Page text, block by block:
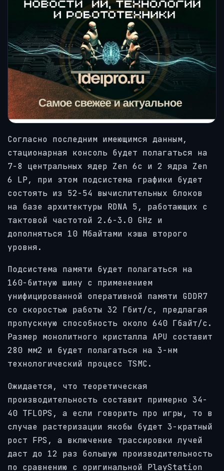
Согласно последним имеющимся данным,
стационарная консоль будет полагаться на
7-8 центральных ядер Zen 6c и 2 ядра Zen
6 LP, при этом подсистема графики будет
состоять из 52-54 вычислительных блоков
на базе архитектуры RDNA 5, работающих с
тактовой частотой 2.6-3.0 GHz и
дополняться 10 Мбайтами кэша второго
уровня.
Подсистема памяти будет полагаться на
160-битную шину с применением
унифицированной оперативной памяти GDDR7
со скоростью работы 32 Гбит/с, предлагая
пропускную способность около 640 Гбайт/с.
Размер монолитного кристалла APU составит
280 мм2 и будет полагаться на 3-нм
технологический процесс TSMC.
Ожидается, что теоретическая
производительность составит примерно 34-
40 TFLOPS, а если говорить про игры, то в
случае растеризации якобы будет 3-кратный
рост FPS, а включение трассировки лучей
даст до 12 раз большую производительность
по сравнению с оригинальной PlayStation